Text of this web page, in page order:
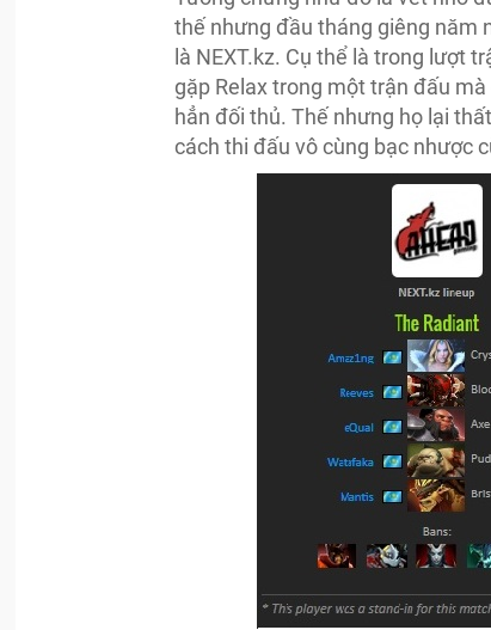
thế nhưng đầu tháng giêng năm
là NEXT.kz. Cụ thể là trong lượt
gặp Relax trong một trận đấu
hẳn đối thủ. Thế nhưng họ lại
cách thi đấu vô cùng bạc nhược